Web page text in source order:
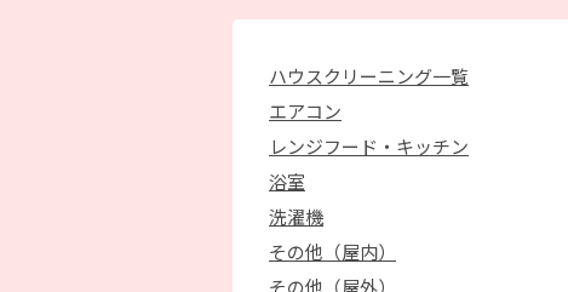
ハウスクリーニング一覧
エアコン
レンジフード・キッチン
浴室
洗濯機
その他（屋内）